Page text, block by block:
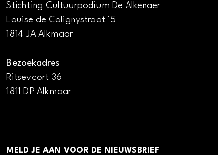
Stichting Cultuurpodium De Alkenaer
Louise de Colignystraat 15
1814 JA Alkmaar
Bezoekadres
Ritsevoort 36
1811 DP Alkmaar
MELD JE AAN VOOR DE NIEUWSBRIEF